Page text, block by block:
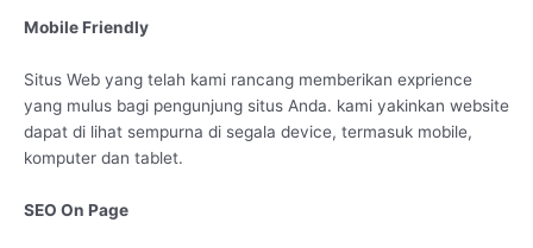
Mobile Friendly
Situs Web yang telah kami rancang memberikan exprience
yang mulus bagi pengunjung situs Anda. kami yakinkan website
dapat di lihat sempurna di segala device, termasuk mobile,
komputer dan tablet.
SEO On Page